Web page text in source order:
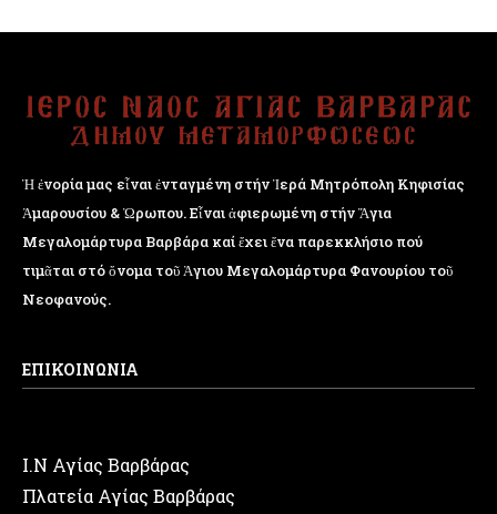
Ἡ ἐνορία μας εἶναι ἐνταγμένη στήν Ἱερά Μητρόπολη Κηφισίας
Ἁμαρουσίου & Ὠρωπου. Εἶναι ἀφιερωμένη στήν Ἅγια
Μεγαλομάρτυρα Βαρβάρα καί ἔχει ἕνα παρεκκλήσιο πού
τιμᾶται στό ὄνομα τοῦ Ἁγιου Μεγαλομάρτυρα Φανουρίου τοῦ
Νεοφανούς.
ΕΠΙΚΟΙΝΩΝΙΑ
Ι.Ν Αγίας Βαρβάρας
Πλατεία Αγίας Βαρβάρας